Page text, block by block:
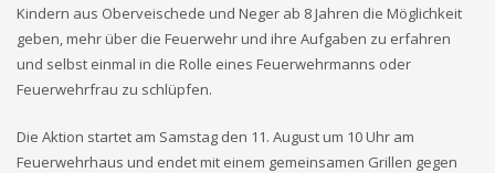
Kindern aus Oberveischede und Neger ab 8 Jahren die Möglichkeit
geben, mehr über die Feuerwehr und ihre Aufgaben zu erfahren
und selbst einmal in die Rolle eines Feuerwehrmanns oder
Feuerwehrfrau zu schlüpfen.
Die Aktion startet am Samstag den 11. August um 10 Uhr am
Feuerwehrhaus und endet mit einem gemeinsamen Grillen gegen